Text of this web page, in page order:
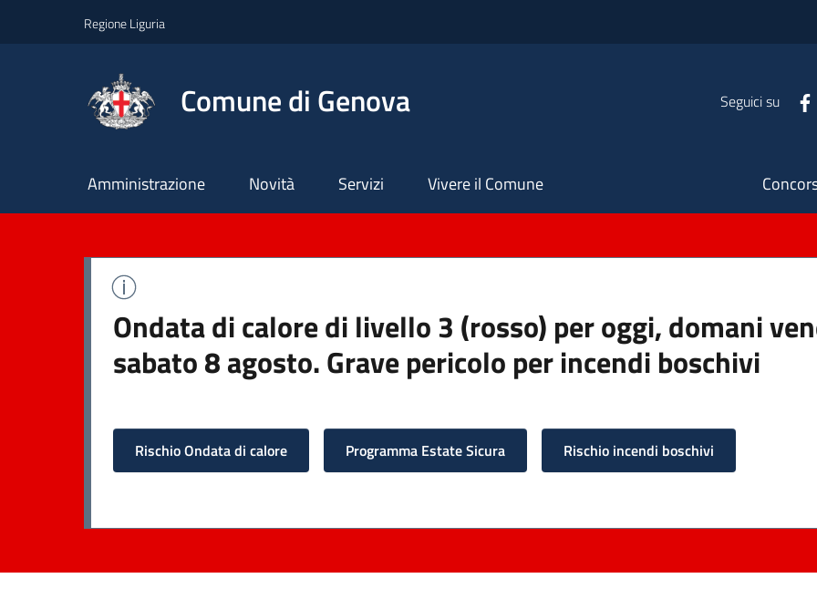
Regione Liguria
Comune di Genova Seguici su
Principale
Amministrazione Novità Servizi Vivere il Comune
Ondata di calore di livello 3 (rosso) per oggi, domani
sabato 8 agosto. Grave pericolo per incendi boschivi
Rischio Ondata di calore Programma Estate Sicura Rischio incendi boschivi